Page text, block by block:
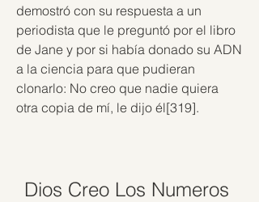
demostró con su respuesta a un
periodista que le preguntó por el libro
de Jane y por si había donado su ADN
a la ciencia para que pudieran
clonarlo: No creo que nadie quiera
otra copia de mí, le dijo él[319].
Dios Creo Los Numeros